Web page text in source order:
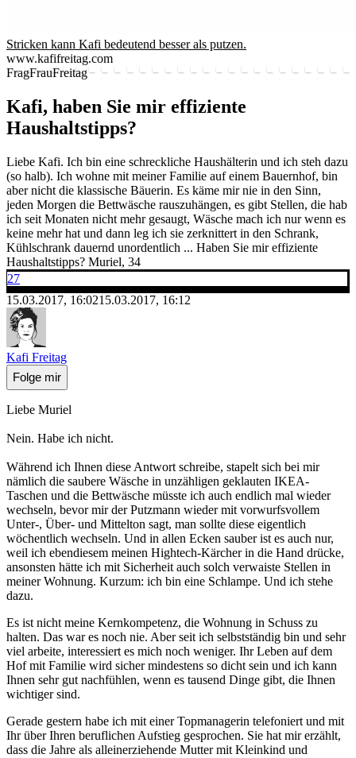
Stricken kann Kafi bedeutend besser als putzen.
www.kafifreitag.com
FragFrauFreitag
Kafi, haben Sie mir effiziente
Haushaltstipps?
Liebe Kafi. Ich bin eine schreckliche Haushälterin und ich steh dazu
(so halb). Ich wohne mit meiner Familie auf einem Bauernhof, bin
aber nicht die klassische Bäuerin. Es käme mir nie in den Sinn,
jeden Morgen die Bettwäsche rauszuhängen, es gibt Stellen, die hab
ich seit Monaten nicht mehr gesaugt, Wäsche mach ich nur wenn es
keine mehr hat und dann leg ich sie zerknittert in den Schrank,
Kühlschrank dauernd unordentlich ... Haben Sie mir effiziente
Haushaltstipps? Muriel, 34
27
15.03.2017, 16:0215.03.2017, 16:12
Kafi Freitag
Folge mir
Liebe Muriel
Nein. Habe ich nicht.
Während ich Ihnen diese Antwort schreibe, stapelt sich bei mir
nämlich die saubere Wäsche in unzähligen geklauten IKEA-
Taschen und die Bettwäsche müsste ich auch endlich mal wieder
wechseln, bevor mir der Putzmann wieder mit vorwurfsvollem
Unter-, Über- und Mittelton sagt, man sollte diese eigentlich
wöchentlich wechseln. Und in allen Ecken sauber ist es auch nur,
weil ich ebendiesem meinen Hightech-Kärcher in die Hand drücke,
ansonsten hätte ich mit Sicherheit auch solch verwaiste Stellen in
meiner Wohnung. Kurzum: ich bin eine Schlampe. Und ich stehe
dazu.
Es ist nicht meine Kernkompetenz, die Wohnung in Schuss zu
halten. Das war es noch nie. Aber seit ich selbstständig bin und sehr
viel arbeite, interessiert es mich noch weniger. Ihr Leben auf dem
Hof mit Familie wird sicher mindestens so dicht sein und ich kann
Ihnen sehr gut nachfühlen, wenn es tausend Dinge gibt, die Ihnen
wichtiger sind.
Gerade gestern habe ich mit einer Topmanagerin telefoniert und mit
Ihr über Ihren beruflichen Aufstieg gesprochen. Sie hat mir erzählt,
dass die Jahre als alleinerziehende Mutter mit Kleinkind und